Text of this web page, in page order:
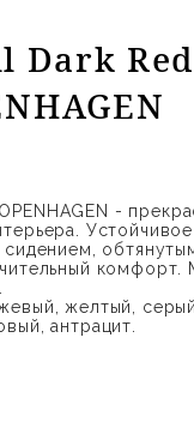
Dark
-
комфорт.
желтый,
антрацит.